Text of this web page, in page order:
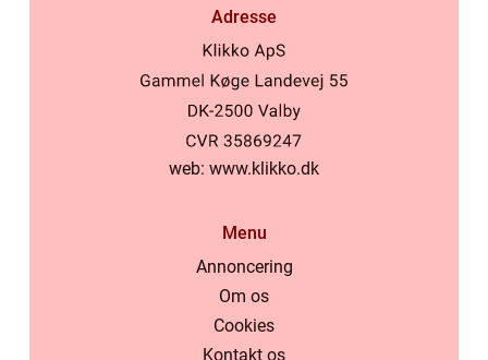
Adresse
web: www.klikko.dk
Menu
Annoncering
Om os
Cookies
Kontakt os